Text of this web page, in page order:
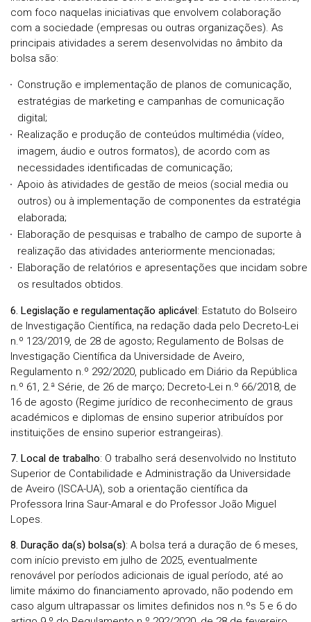
com foco naquelas iniciativas que envolvem colaboração
com a sociedade (empresas ou outras organizações). As
principais atividades a serem desenvolvidas no âmbito da
bolsa são:
Construção e implementação de planos de comunicação,
estratégias de marketing e campanhas de comunicação
digital;
Realização e produção de conteúdos multimédia (vídeo,
imagem, áudio e outros formatos), de acordo com as
necessidades identificadas de comunicação;
Apoio às atividades de gestão de meios (social media ou
outros) ou à implementação de componentes da estratégia
elaborada;
Elaboração de pesquisas e trabalho de campo de suporte à
realização das atividades anteriormente mencionadas;
Elaboração de relatórios e apresentações que incidam sobre
os resultados obtidos.
6. Legislação e regulamentação aplicável: Estatuto do Bolseiro
de Investigação Científica, na redação dada pelo Decreto-Lei
n.º 123/2019, de 28 de agosto; Regulamento de Bolsas de
Investigação Científica da Universidade de Aveiro,
Regulamento n.º 292/2020, publicado em Diário da República
n.º 61, 2.ª Série, de 26 de março; Decreto-Lei n.º 66/2018, de
16 de agosto (Regime jurídico de reconhecimento de graus
académicos e diplomas de ensino superior atribuídos por
instituições de ensino superior estrangeiras).
7. Local de trabalho: O trabalho será desenvolvido no Instituto
Superior de Contabilidade e Administração da Universidade
de Aveiro (ISCA-UA), sob a orientação científica da
Professora Irina Saur-Amaral e do Professor João Miguel
Lopes.
8. Duração da(s) bolsa(s): A bolsa terá a duração de 6 meses,
com início previsto em julho de 2025, eventualmente
renovável por períodos adicionais de igual período, até ao
limite máximo do financiamento aprovado, não podendo em
caso algum ultrapassar os limites definidos nos n.ºs 5 e 6 do